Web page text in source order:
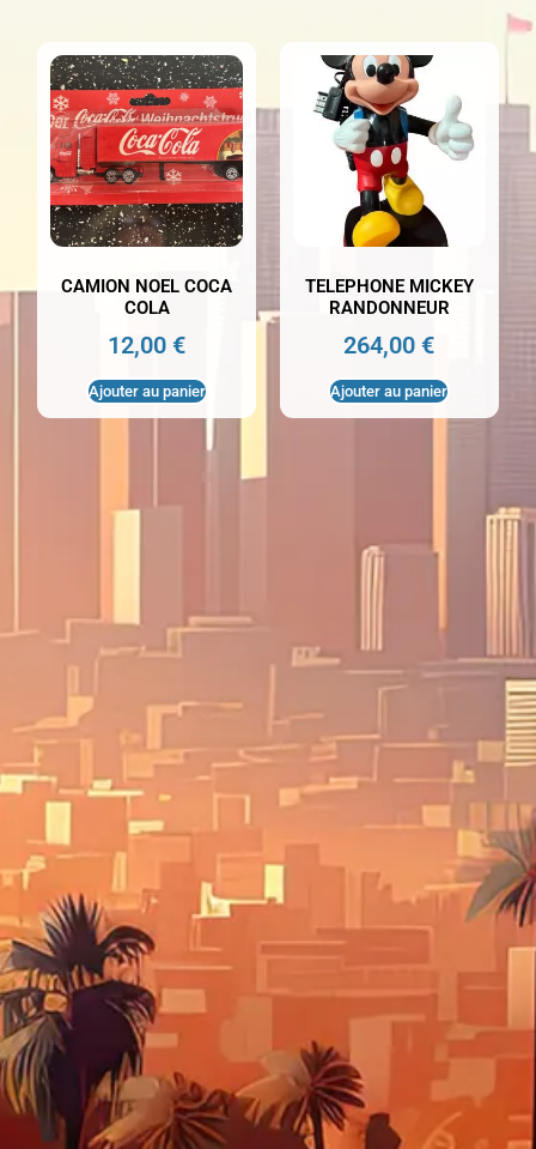
CAMION NOEL COCA
COLA
12,00€
Ajouter au panier
TELEPHONE MICKEY
RANDONNEUR
264,00€
Ajouter au panier